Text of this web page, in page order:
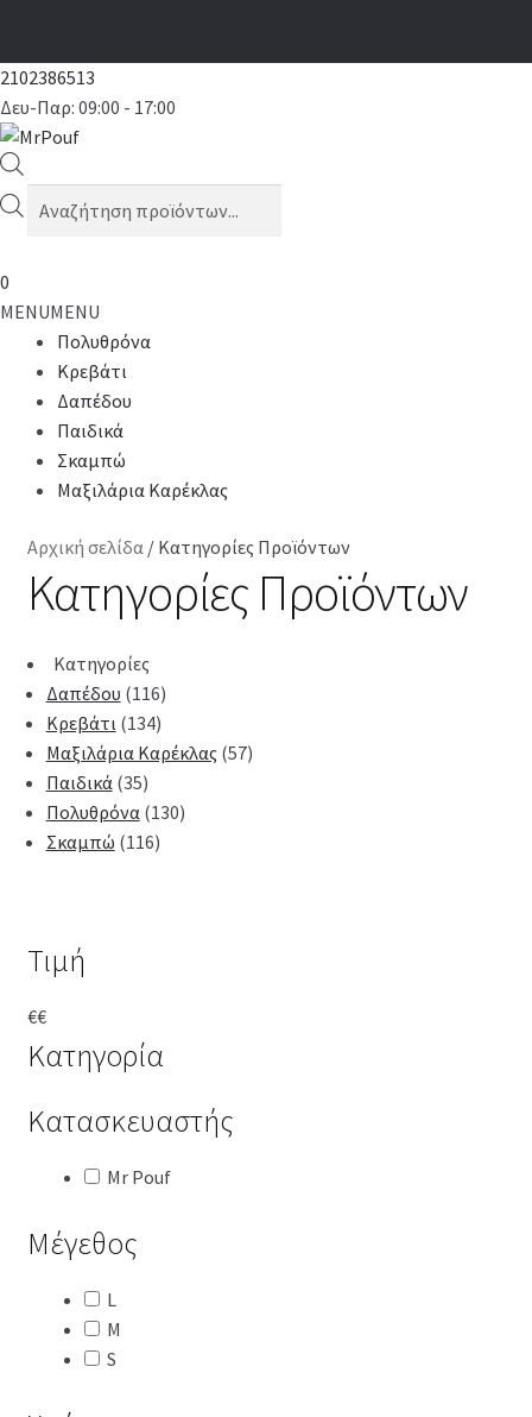
2102386513
Δευ-Παρ: 09:00 - 17:00
Products
search
0
MENUMENU
Πολυθρόνα
Κρεβάτι
Δαπέδου
Παιδικά
Σκαμπώ
Μαξιλάρια Καρέκλας
Αρχική σελίδα / Κατηγορίες Προϊόντων
Κατηγορίες Προϊόντων
Kατηγορίες
Δαπέδου (116)
Κρεβάτι (134)
Μαξιλάρια Καρέκλας(57)
Παιδικά (35)
Πολυθρόνα (130)
Σκαμπώ (116)
Τιμή
€€
Κατηγορία
Κατασκευαστής
Mr Pouf
Μέγεθος
L
M
S